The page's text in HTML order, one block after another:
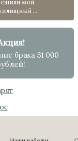
мой
...
брака 31 000